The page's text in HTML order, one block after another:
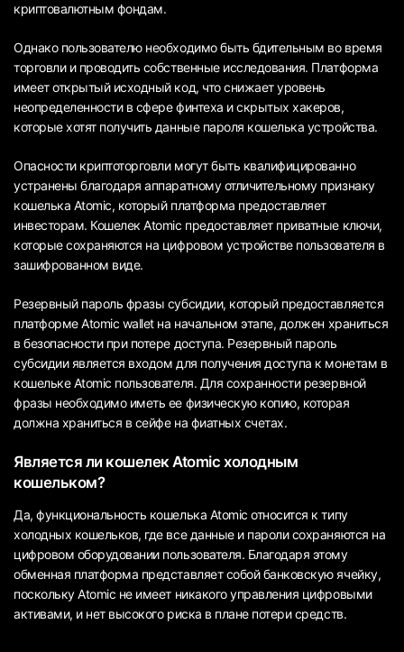
криптовалютным фондам.
Однако пользователю необходимо быть бдительным во время
торговли и проводить собственные исследования. Платформа
имеет открытый исходный код, что снижает уровень
неопределенности в сфере финтеха и скрытых хакеров,
которые хотят получить данные пароля кошелька устройства.
Опасности криптоторговли могут быть квалифицированно
устранены благодаря аппаратному отличительному признаку
кошелька Atomic, который платформа предоставляет
инвесторам. Кошелек Atomic предоставляет приватные ключи,
которые сохраняются на цифровом устройстве пользователя в
зашифрованном виде.
Резервный пароль фразы субсидии, который предоставляется
платформе Atomic wallet на начальном этапе, должен храниться
в безопасности при потере доступа. Резервный пароль
субсидии является входом для получения доступа к монетам в
кошельке Atomic пользователя. Для сохранности резервной
фразы необходимо иметь ее физическую копию, которая
должна храниться в сейфе на фиатных счетах.
Является ли кошелек Atomic холодным
кошельком?
Да, функциональность кошелька Atomic относится к типу
холодных кошельков, где все данные и пароли сохраняются на
цифровом оборудовании пользователя. Благодаря этому
обменная платформа представляет собой банковскую ячейку,
поскольку Atomic не имеет никакого управления цифровыми
активами, и нет высокого риска в плане потери средств.